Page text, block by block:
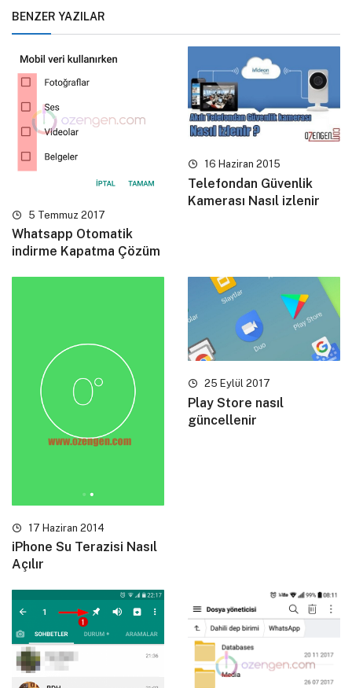
BENZER YAZILAR
5 Temmuz 2017
Whatsapp Otomatik
indirme Kapatma Çözüm
16 Haziran 2015
Telefondan Güvenlik
Kamerası Nasıl izlenir
17 Haziran 2014
iPhone Su Terazisi Nasıl
Açılır
25 Eylül 2017
Play Store nasıl
güncellenir